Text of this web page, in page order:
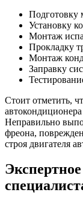
Подготовку
Установку
Монтаж
Прокладку
Монтаж
Заправку
Стоит отметить,
Неправильно
фреона,
строя двигателя